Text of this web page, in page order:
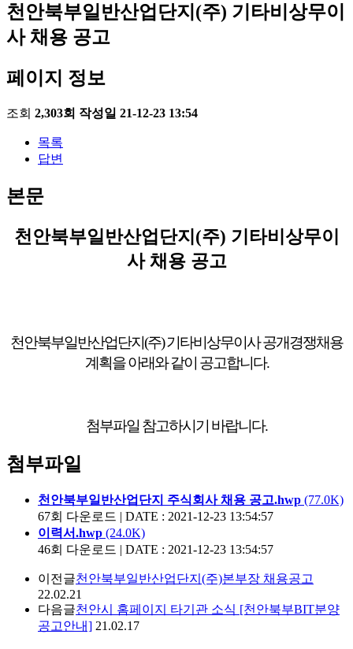
천안북부일반산업단지(주) 기타비상무이
사 채용 공고
페이지 정보
조회 2,303회 작성일 21-12-23 13:54
목록
답변
본문
천안북부일반산업단지 (주) 기타비상무이
사 채용 공고
천안북부일반산업단지(주)기타비상무이사 공개경쟁채용
계획을 아래와 같이 공고합니다.
첨부파일 참고하시기 바랍니다.
첨부파일
천안북부일반산업단지 주식회사 채용 공고.hwp (77.0K)
67회 다운로드 | DATE : 2021-12-23 13:54:57
이력서.hwp (24.0K)
46회 다운로드 | DATE : 2021-12-23 13:54:57
이전글천안북부일반산업단지(주)본부장 채용공고
22.02.21
다음글천안시 홈페이지 타기관 소식 [천안북부BIT분양
공고안내] 21.02.17